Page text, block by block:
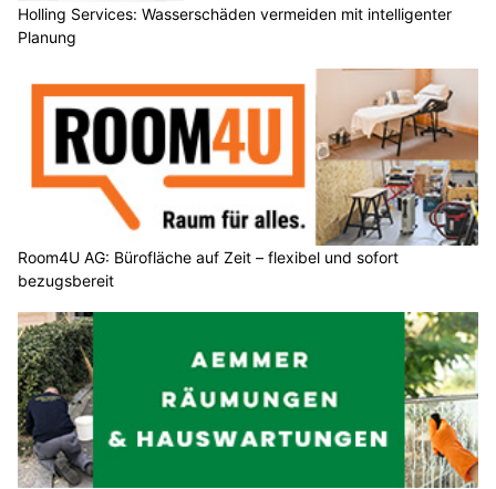
Holling Services: Wasserschäden vermeiden mit intelligenter
Planung
Room4U AG: Bürofläche auf Zeit – flexibel und sofort
bezugsbereit